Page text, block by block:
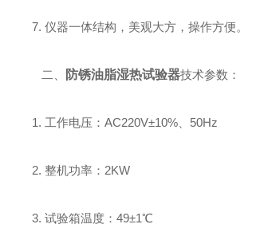
7. 仪器一体结构，美观大方，操作方便。
二、 防锈油脂湿热试验器技术参数：
1. 工作电压：AC220V±10%、50Hz
2. 整机功率：2KW
3. 试验箱温度：49±1℃